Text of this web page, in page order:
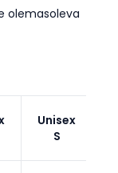
olemasoleva
Unisex
S